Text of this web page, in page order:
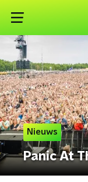
Nieuws
Panic At